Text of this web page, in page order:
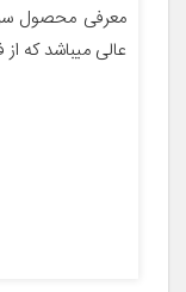
معرفی محصول
عالی میباشد که